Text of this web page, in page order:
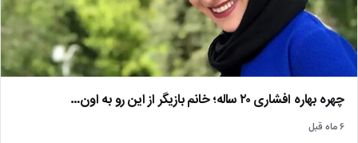
چهره بهاره افشاری ۲۰ ساله؛ خانم بازیگر از این رو به اون…
۶ ماه قبل